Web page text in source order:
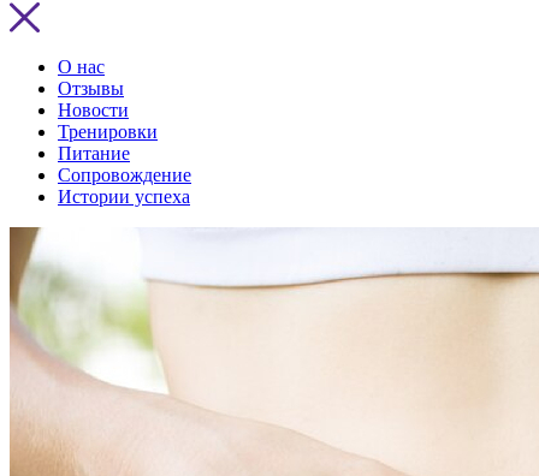
О нас
Отзывы
Новости
Тренировки
Питание
Сопровождение
Истории успеха